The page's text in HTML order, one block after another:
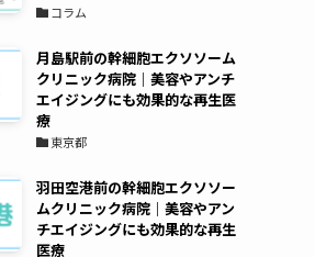
コラム
月島駅前の幹細胞エクソソーム
クリニック病院｜美容やアンチ
エイジングにも効果的な再生医
療
東京都
羽田空港前の幹細胞エクソソー
ムクリニック病院｜美容やアン
チエイジングにも効果的な再生
医療